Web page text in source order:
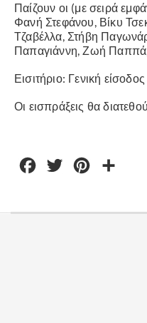
Παίζουν οι (με σειρά
Φανή Στεφάνου, Βίκυ
Τζαβέλλα, Στήβη
Παπαγιάννη, Ζωή
Εισιτήριο: Γενική
Οι εισπράξεις θα
FacebookTwitter Pinterest